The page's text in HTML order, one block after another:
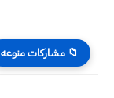
📁 مشاركات منوعه